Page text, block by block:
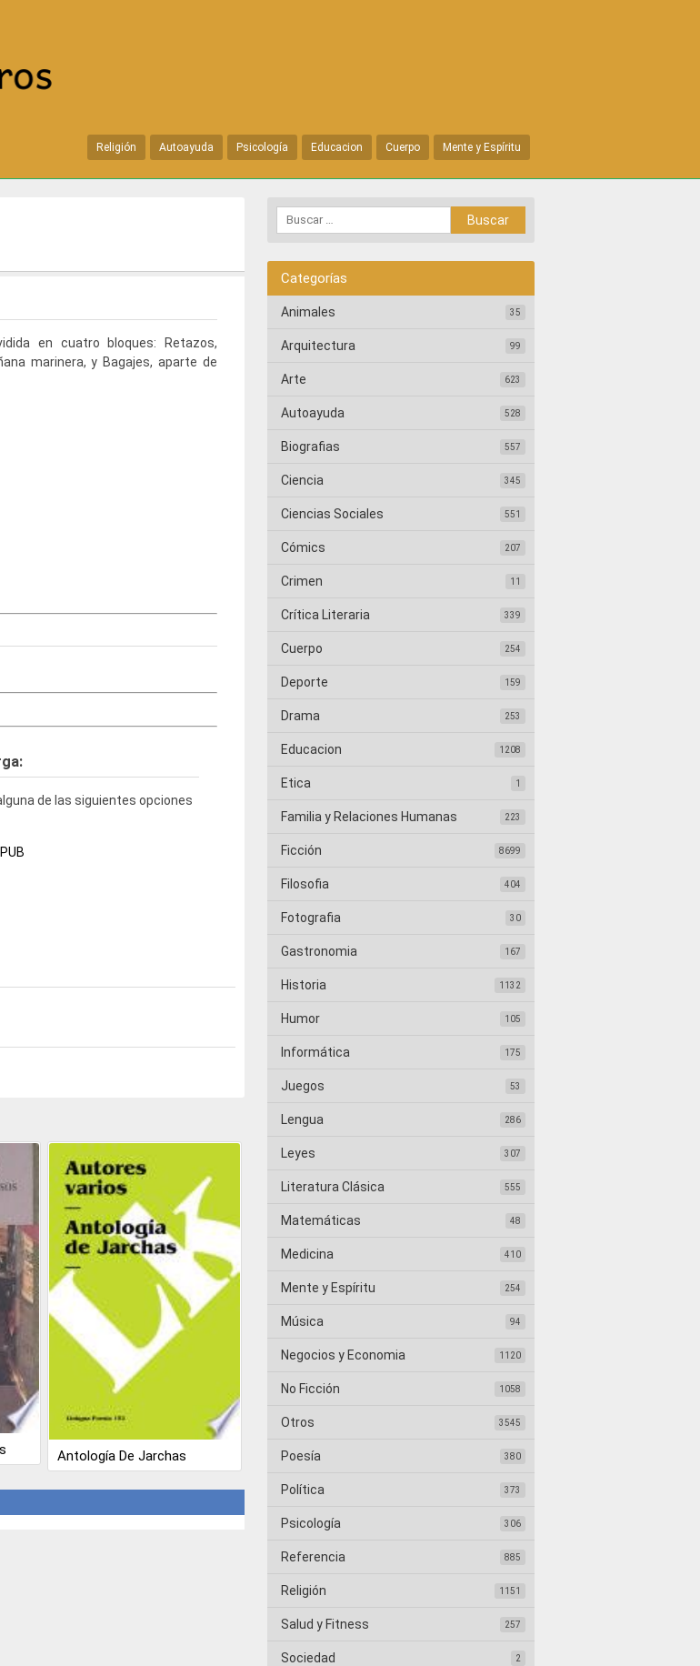
Religión Autoayuda Psicología Educacion Cuerpo Mente y Espíritu
en cuatro bloques: Retazos,
marinera, y Bagajes, aparte de
de las siguientes opciones
Antología De Jarchas
Categorías
Animales 35
Arquitectura 99
Arte 623
Autoayuda 528
Biografias 557
Ciencia 345
Ciencias Sociales 551
Cómics 207
Crimen 11
Crítica Literaria 339
Cuerpo 254
Deporte 159
Drama 253
Educacion 1208
Etica 1
Familia y Relaciones Humanas 223
Ficción 8699
Filosofia 404
Fotografia 30
Gastronomia 167
Historia 1132
Humor 105
Informática 175
Juegos 53
Lengua 286
Leyes 307
Literatura Clásica 555
Matemáticas 48
Medicina 410
Mente y Espíritu 254
Música 94
Negocios y Economia 1120
No Ficción 1058
Otros 3545
Poesía 380
Política 373
Psicología 306
Referencia 885
Religión 1151
Salud y Fitness 257
Sociedad 2